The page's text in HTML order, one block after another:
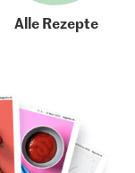
Alle Rezepte